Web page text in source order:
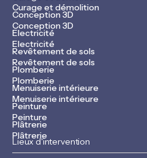
Curage et démolition
Conception 3D
Conception 3D
Electricité
Electricité
Revêtement de sols
Revêtement de sols
Plomberie
Plomberie
Menuiserie intérieure
Menuiserie intérieure
Peinture
Peinture
Plâtrerie
Plâtrerie
Lieux d'intervention